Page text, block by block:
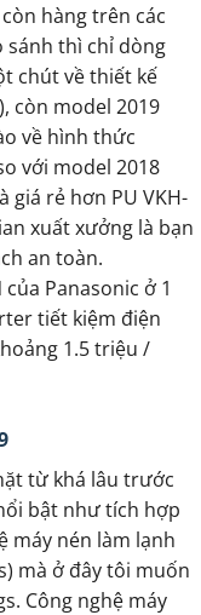
hàng trên các
sánh thì chỉ dòng
chút về thiết kế
còn model 2019
về hình thức
với model 2018
giá rẻ hơn PU VKH-
xuất xưởng là bạn
an toàn.
Panasonic ở 1
tiết kiệm điện
1.5 triệu /
từ khá lâu trước
bật như tích hợp
máy nén làm lạnh
mà ở đây tôi muốn
Công nghệ máy